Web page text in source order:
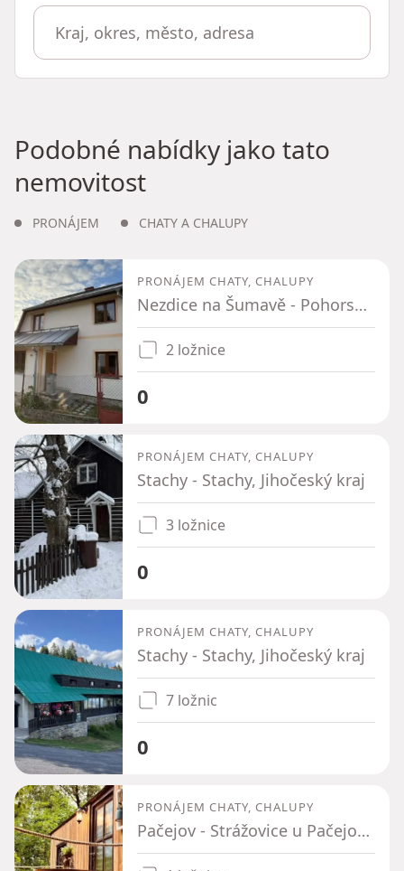
Podobné nabídky jako tato
nemovitost
PRONÁJEM CHATY A CHALUPY
PRONÁJEM CHATY, CHALUPY
Nezdice na Šumavě - Pohorsko, Plzeňský kraj
2 ložnice
0
PRONÁJEM CHATY, CHALUPY
Stachy - Stachy, Jihočeský kraj
3 ložnice
0
PRONÁJEM CHATY, CHALUPY
Stachy - Stachy, Jihočeský kraj
7 ložnic
0
PRONÁJEM CHATY, CHALUPY
Pačejov - Strážovice u Pačejova, Plzeňský kraj